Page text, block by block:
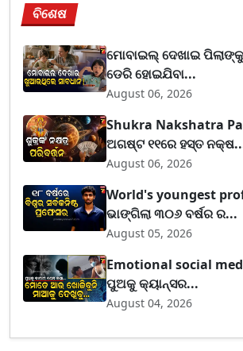
ବିଶେଷ
ମୋବାଇଲ୍ ଦେଖାଇ
ଡେରି ହୋଇଯିବା...
August 06, 2026
Shukra Nakshatra
ଅଗଷ୍ଟ ୧୧ରେ ହସ୍ତ
August 06, 2026
World's youngest
ଭାଙ୍ଗିଲା ୩୦୬ ବର୍ଷର ର...
August 05, 2026
Emotional social
ପୁଅକୁ କ୍ୟାନ୍ସର...
August 04, 2026